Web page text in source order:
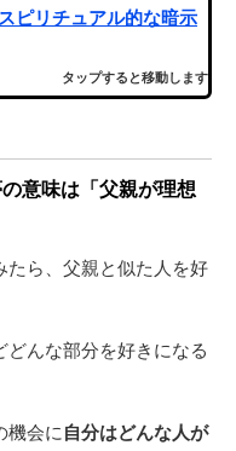
ピリチュアル的な暗示
タップすると移動します
意味は「父親が理想
ら、父親と似た人を好
んな部分を好きになる
機会に自分はどんな人が